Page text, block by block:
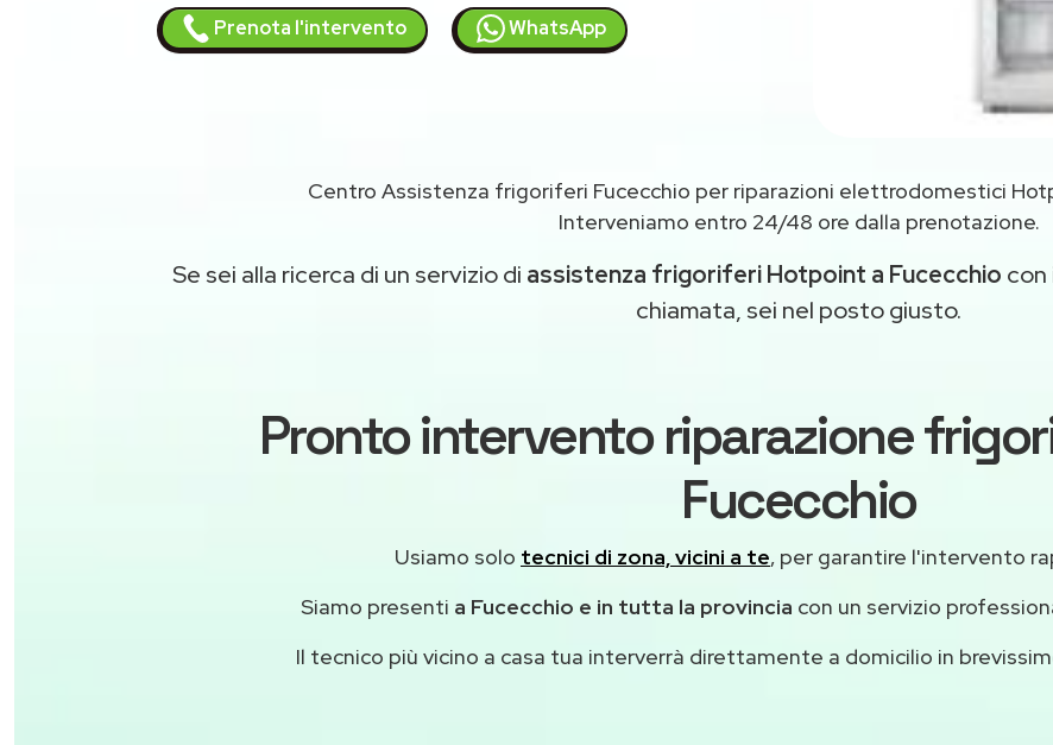
Prenota l'intervento WhatsApp
Centro Assistenza frigoriferi Fucecchio per riparazioni elettrodomestici
Interveniamo entro 24/48 ore dalla prenotazione.
Se sei alla ricerca di un servizio di assistenza frigoriferi Hotpoint a Fucecchio con
chiamata, sei nel posto giusto.
Pronto intervento riparazione
Fucecchio
Usiamo solo tecnici di zona, vicini a te, per garantire l'intervento
Siamo presenti a Fucecchio e in tutta la provincia con un servizio
Il tecnico più vicino a casa tua interverrà direttamente a domicilio in